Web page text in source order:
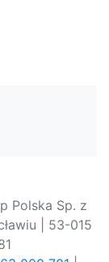
Polska Sp. z
| 53-015